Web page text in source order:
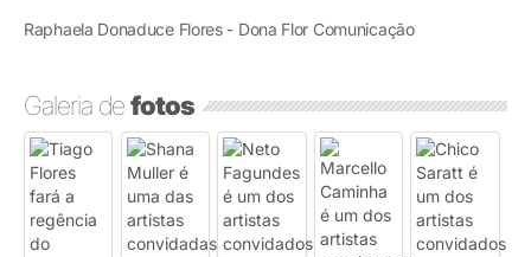
Raphaela Donaduce Flores - Dona Flor Comunicação
Galeria defotos